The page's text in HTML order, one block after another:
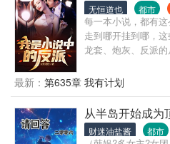
无恒道也 都市
每一本小说，都有
走到哪开挂到哪，
龙套、炮灰、反派
主角的气运、机缘，
缘、美女，包括主
能当舔狗了，这辈
情的熟悉，一步步抢
最新： 第635章 我有计划
从半岛开始成为
财迷油盐酱 都市